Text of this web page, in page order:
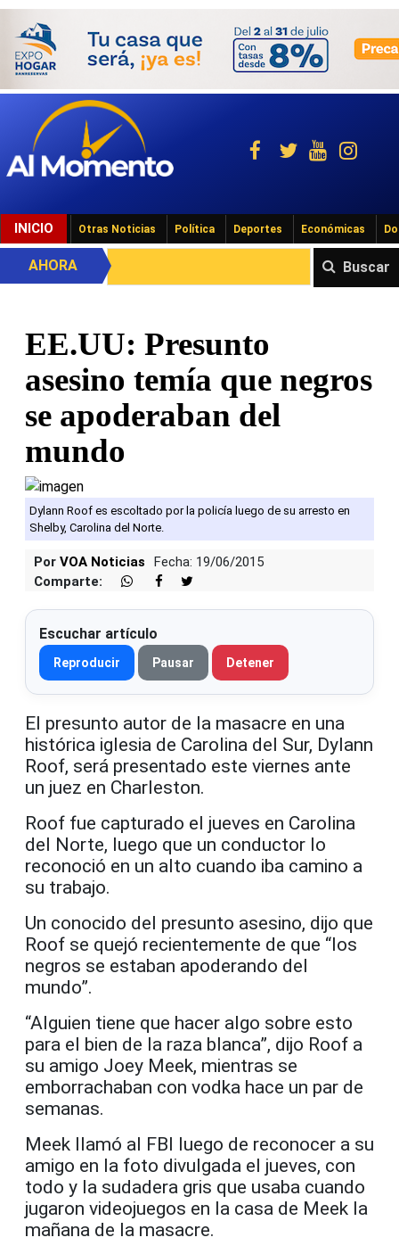
INICIO Otras Noticias Política Deportes Económicas
Buscar
AHORA
EE.UU: Presunto
asesino temía que negros
se apoderaban del
mundo
Dylann Roof es escoltado por la policía luego de su arresto en
Shelby, Carolina del Norte.
Por VOA Noticias
Fecha: 19/06/2015
Comparte:
Escuchar artículo
Reproducir Pausar Detener
El presunto autor de la masacre en una
histórica iglesia de Carolina del Sur, Dylann
Roof, será presentado este viernes ante
un juez en Charleston.
Roof fue capturado el jueves en Carolina
del Norte, luego que un conductor lo
reconoció en un alto cuando iba camino a
su trabajo.
Un conocido del presunto asesino, dijo que
Roof se quejó recientemente de que “los
negros se estaban apoderando del
mundo”.
“Alguien tiene que hacer algo sobre esto
para el bien de la raza blanca”, dijo Roof a
su amigo Joey Meek, mientras se
emborrachaban con vodka hace un par de
semanas.
Meek llamó al FBI luego de reconocer a su
amigo en la foto divulgada el jueves, con
todo y la sudadera gris que usaba cuando
jugaron videojuegos en la casa de Meek la
mañana de la masacre.